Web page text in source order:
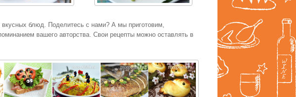
блюд. Поделитесь с нами? А мы приготовим,
вашего авторства. Свои рецепты можно оставлять в